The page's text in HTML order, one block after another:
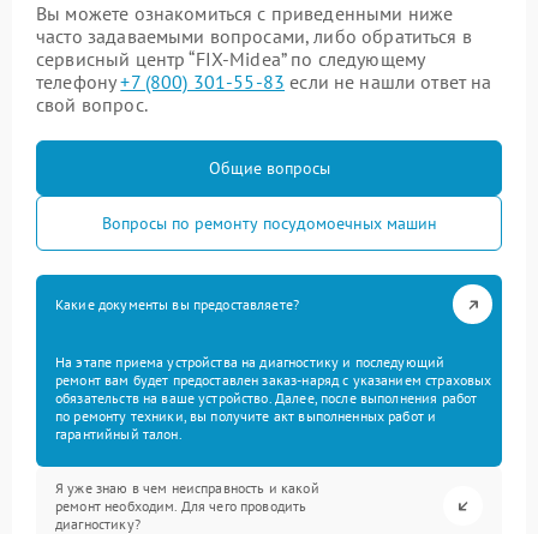
Вы можете ознакомиться с приведенными ниже
часто задаваемыми вопросами, либо обратиться в
сервисный центр “FIX-Midea” по следующему
телефону+7 (800) 301-55-83 если не нашли ответ на
свой вопрос.
Общие вопросы
Вопросы по ремонту посудомоечных машин
Какие документы вы предоставляете?
На этапе приема устройства на диагностику и последующий
ремонт вам будет предоставлен заказ-наряд с указанием страховых
обязательств на ваше устройство. Далее, после выполнения работ
по ремонту техники, вы получите акт выполненных работ и
гарантийный талон.
Я уже знаю в чем неисправность и какой
ремонт необходим. Для чего проводить
диагностику?